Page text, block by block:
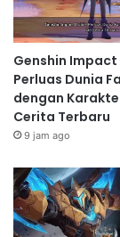
Genshin
Perluas Dunia
dengan
Cerita Terbaru
9 jam ago